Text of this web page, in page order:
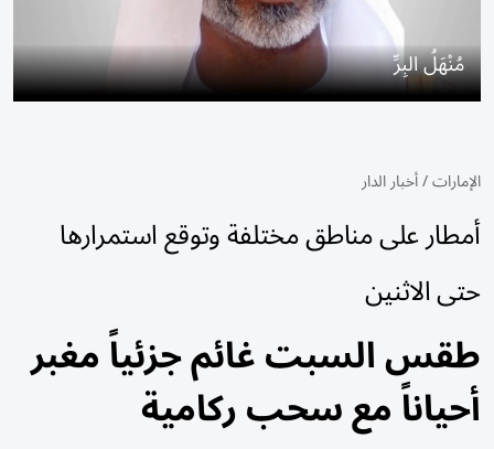
مُنْهَلُ البِرِّ
الإمارات/أخبار الدار
أمطار على مناطق مختلفة وتوقع استمرارها
حتى الاثنين
طقس السبت غائم جزئياً مغبر
أحياناً مع سحب ركامية